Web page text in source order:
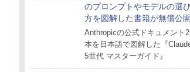
のプロンプトやモデルの選
方を図解した書籍が無償公開
Anthropicの公式ドキュメント2
本を日本語で図解した『
5世代 マスターガイド』